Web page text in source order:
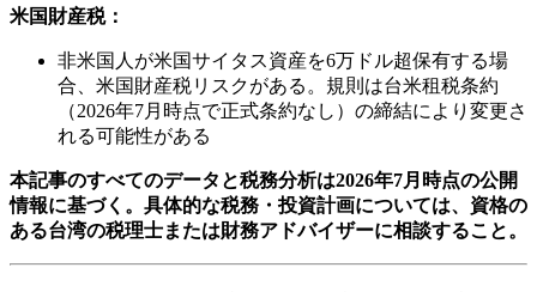
米国財産税：
非米国人が米国サイタス資産を6万ドル超保有する場
合、米国財産税リスクがある。規則は台米租税条約
（2026年7月時点で正式条約なし）の締結により変更さ
れる可能性がある
本記事のすべてのデータと税務分析は2026年7月時点の公開
情報に基づく。具体的な税務・投資計画については、資格の
ある台湾の税理士または財務アドバイザーに相談すること。